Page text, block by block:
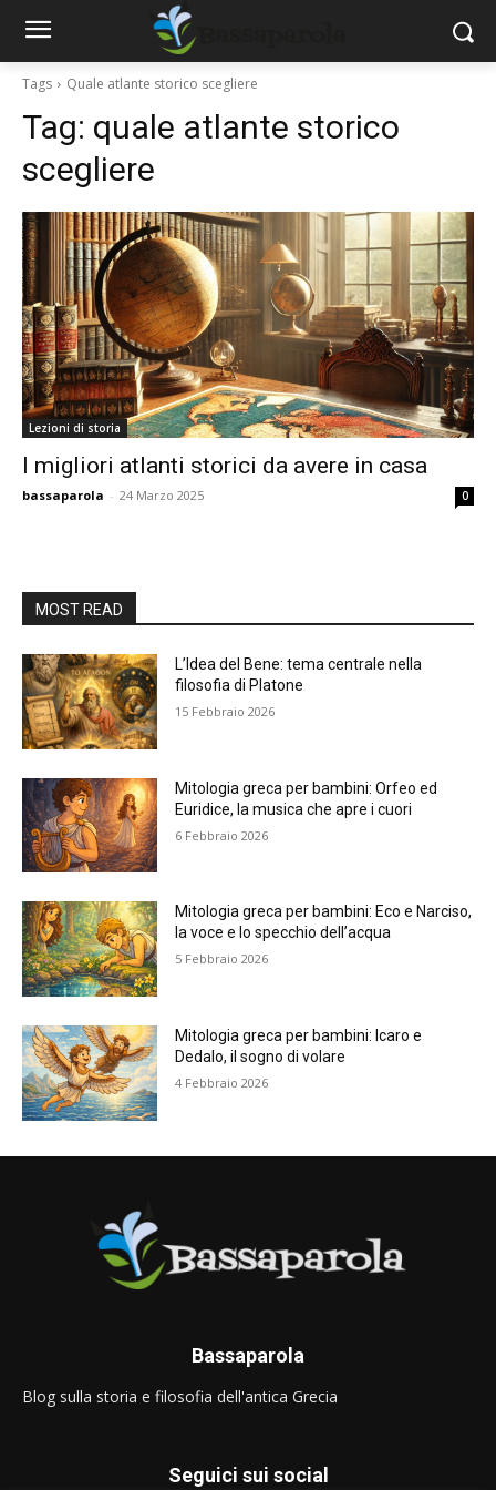
Tags Quale atlante storico scegliere
Tag: quale atlante storico
scegliere
Lezioni di storia
I migliori atlanti storici da avere in casa
bassaparola - 24 Marzo 2025 0
MOST READ
L’Idea del Bene: tema centrale nella
filosofia di Platone
15 Febbraio 2026
Mitologia greca per bambini: Orfeo ed
Euridice, la musica che apre i cuori
6 Febbraio 2026
Mitologia greca per bambini: Eco e Narciso,
la voce e lo specchio dell’acqua
5 Febbraio 2026
Mitologia greca per bambini: Icaro e
Dedalo, il sogno di volare
4 Febbraio 2026
Bassaparola
Blog sulla storia e filosofia dell'antica Grecia
Seguici sui social